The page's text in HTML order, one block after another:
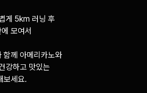
게 5km 러닝 후
모여서
함께 아메리카노와
강하고 맛있는
보세요.